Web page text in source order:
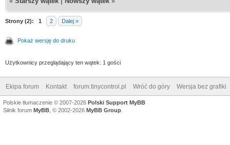
Strony (2): 1 2 Dalej »
Pokaż wersję do druku
Użytkownicy przeglądający ten wątek: 1 gości
Ekipa forum Kontakt forum.tinycontrol.pl Wróć do góry Wersja bez grafiki
Polskie tłumaczenie © 2007-2026 Polski Support MyBB
Silnik forum MyBB , © 2002-2026 MyBB Group